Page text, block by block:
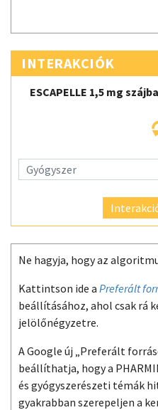
INTERAKCIÓK
ESCAPELLE 1,5 mg
Ne hagyja, hogy az
Kattintson ide a Preferált
beállításához, ahol csak rá
jelölőnégyzetre.
A Google új „Preferált
beállíthatja, hogy a
és gyógyszerészeti témák
gyakrabban szerepeljen a